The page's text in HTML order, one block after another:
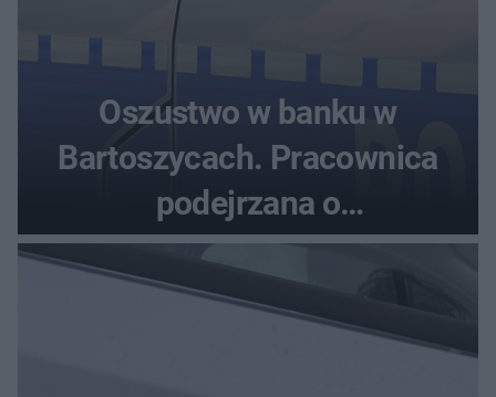
Oszustwo w banku w
Bartoszycach. Pracownica
podejrzana o
przywłaszczenie 470 000 zł